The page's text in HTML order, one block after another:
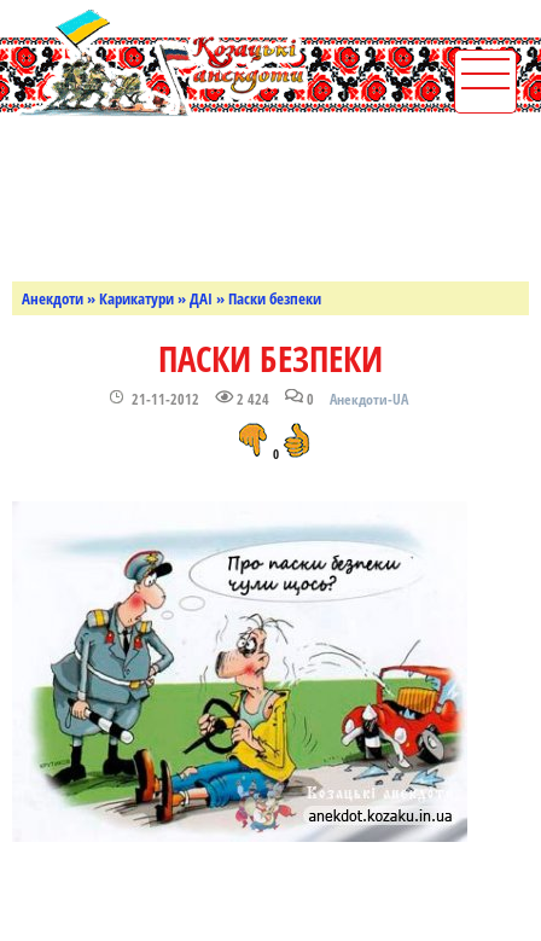
Анекдоти»Карикатури»ДАІ » Паски безпеки
ПАСКИ БЕЗПЕКИ
21-11-2012 2 424 0 Анекдоти-UA
0